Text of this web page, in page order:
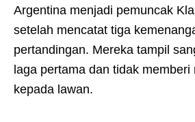
Argentina menjadi pemuncak
setelah mencatat tiga
pertandingan. Mereka tampil
laga pertama dan tidak memberi
kepada lawan.